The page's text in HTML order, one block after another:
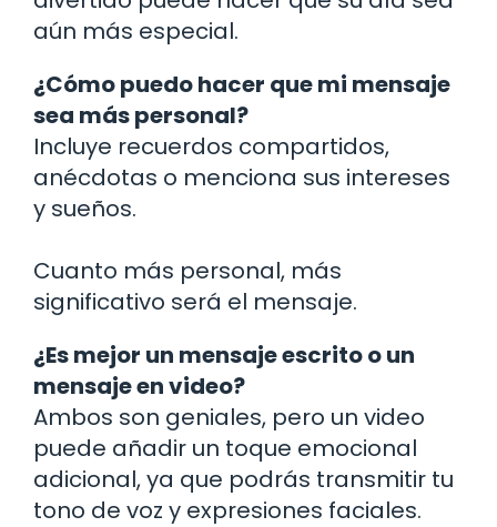
aún más especial.
¿Cómo puedo hacer que mi mensaje
sea más personal?
Incluye recuerdos compartidos,
anécdotas o menciona sus intereses
y sueños.
Cuanto más personal, más
significativo será el mensaje.
¿Es mejor un mensaje escrito o un
mensaje en video?
Ambos son geniales, pero un video
puede añadir un toque emocional
adicional, ya que podrás transmitir tu
tono de voz y expresiones faciales.